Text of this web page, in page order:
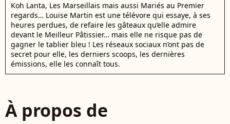
Koh Lanta, Les Marseillais mais aussi Mariés au Premier
regards… Louise Martin est une télévore qui essaye, à ses
heures perdues, de refaire les gâteaux qu’elle admire
devant le Meilleur Pâtissier… mais elle ne risque pas de
gagner le tablier bleu ! Les réseaux sociaux n’ont pas de
secret pour elle, les derniers scoops, les dernières
émissions, elle les connaît tous.
À propos de